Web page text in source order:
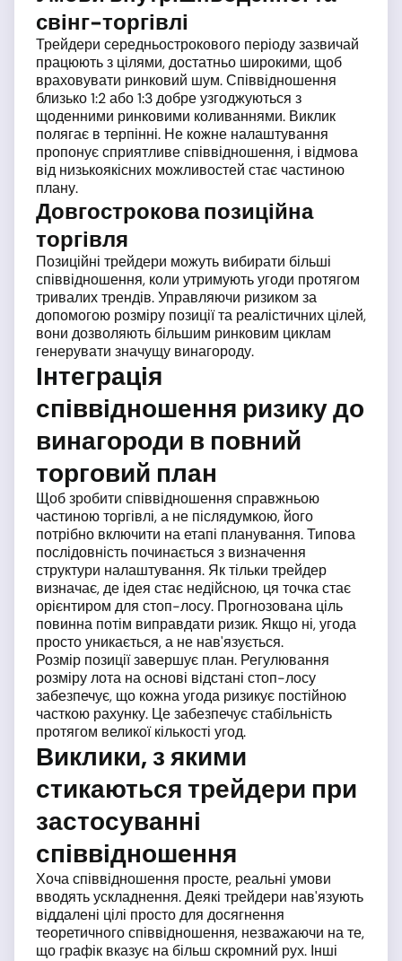
свінг-торгівлі
Трейдери середньострокового періоду зазвичай
працюють з цілями, достатньо широкими, щоб
враховувати ринковий шум. Співвідношення
близько 1:2 або 1:3 добре узгоджуються з
щоденними ринковими коливаннями. Виклик
полягає в терпінні. Не кожне налаштування
пропонує сприятливе співвідношення, і відмова
від низькоякісних можливостей стає частиною
плану.
Довгострокова позиційна
торгівля
Позиційні трейдери можуть вибирати більші
співвідношення, коли утримують угоди протягом
тривалих трендів. Управляючи ризиком за
допомогою розміру позиції та реалістичних цілей,
вони дозволяють більшим ринковим циклам
генерувати значущу винагороду.
Інтеграція
співвідношення ризику до
винагороди в повний
торговий план
Щоб зробити співвідношення справжньою
частиною торгівлі, а не післядумкою, його
потрібно включити на етапі планування. Типова
послідовність починається з визначення
структури налаштування. Як тільки трейдер
визначає, де ідея стає недійсною, ця точка стає
орієнтиром для стоп-лосу. Прогнозована ціль
повинна потім виправдати ризик. Якщо ні, угода
просто уникається, а не нав'язується.
Розмір позиції завершує план. Регулювання
розміру лота на основі відстані стоп-лосу
забезпечує, що кожна угода ризикує постійною
часткою рахунку. Це забезпечує стабільність
протягом великої кількості угод.
Виклики, з якими
стикаються трейдери при
застосуванні
співвідношення
Хоча співвідношення просте, реальні умови
вводять ускладнення. Деякі трейдери нав'язують
віддалені цілі просто для досягнення
теоретичного співвідношення, незважаючи на те,
що графік вказує на більш скромний рух. Інші